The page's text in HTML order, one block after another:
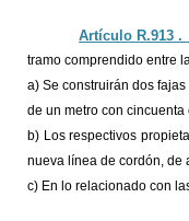
Artículo R.913 ._
tramo comprendido entre
a) Se construirán dos
de un metro con cincuenta
b) Los respectivos
nueva línea de cordón, de
c) En lo relacionado con